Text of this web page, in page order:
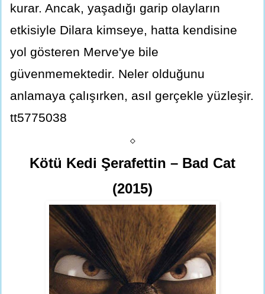
kurar. Ancak, yaşadığı garip olayların
etkisiyle Dilara kimseye, hatta kendisine
yol gösteren Merve'ye bile
güvenmemektedir. Neler olduğunu
anlamaya çalışırken, asıl gerçekle yüzleşir.
tt5775038
⬦
Kötü Kedi Şerafettin – Bad Cat
(2015)